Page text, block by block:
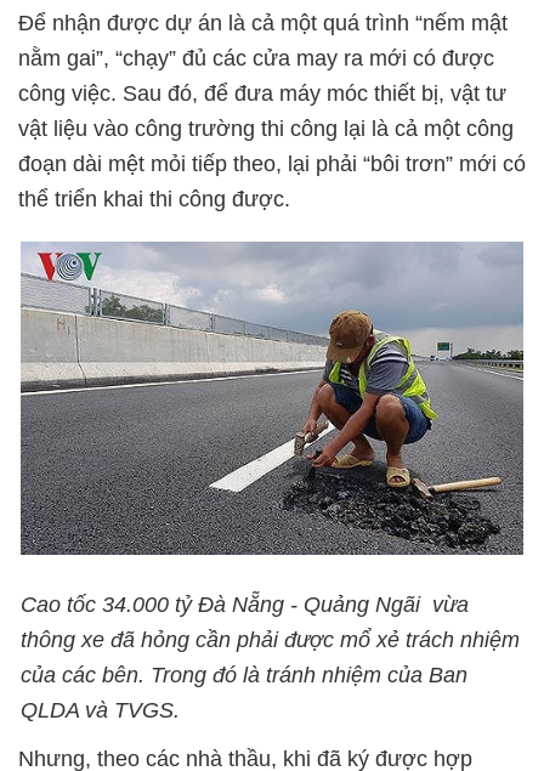
Để nhận được dự án là cả một quá trình “nếm mật
nằm gai”, “chạy” đủ các cửa may ra mới có được
công việc. Sau đó, để đưa máy móc thiết bị, vật tư
vật liệu vào công trường thi công lại là cả một công
đoạn dài mệt mỏi tiếp theo, lại phải “bôi trơn” mới có
thể triển khai thi công được.
Cao tốc 34.000 tỷ Đà Nẵng - Quảng Ngãi vừa
thông xe đã hỏng cần phải được mổ xẻ trách nhiệm
của các bên. Trong đó là tránh nhiệm của Ban
QLDA và TVGS.
Nhưng, theo các nhà thầu, khi đã ký được hợp